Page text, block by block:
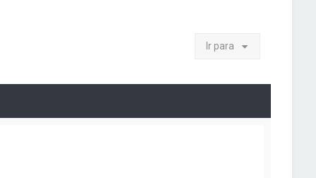
Ir para